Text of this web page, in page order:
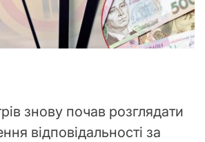
знову почав розглядати
відповідальності за